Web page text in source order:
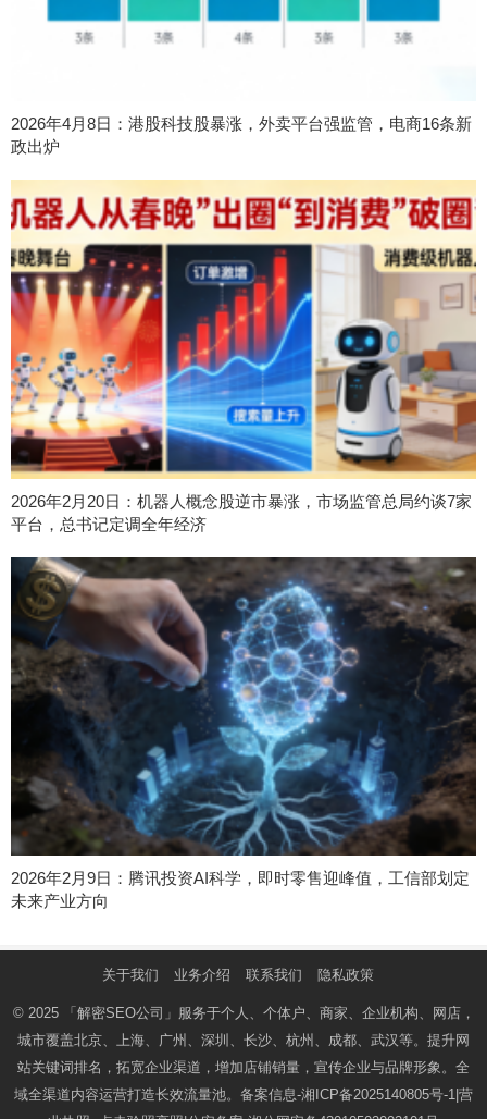
2026年4月8日：港股科技股暴涨，外卖平台强监管，电商16条新
政出炉
2026年2月20日：机器人概念股逆市暴涨，市场监管总局约谈7家
平台，总书记定调全年经济
2026年2月9日：腾讯投资AI科学，即时零售迎峰值，工信部划定
未来产业方向
关于我们 业务介绍 联系我们 隐私政策
© 2025 「解密SEO公司」 服务于个人、个体户、商家、企业机构、网店，
城市覆盖北京、上海、广州、深圳、长沙、杭州、成都、武汉等。提升网
站关键词排名，拓宽企业渠道，增加店铺销量，宣传企业与品牌形象。全
域全渠道内容运营打造长效流量池。备案信息-湘ICP备2025140805号-1 |营